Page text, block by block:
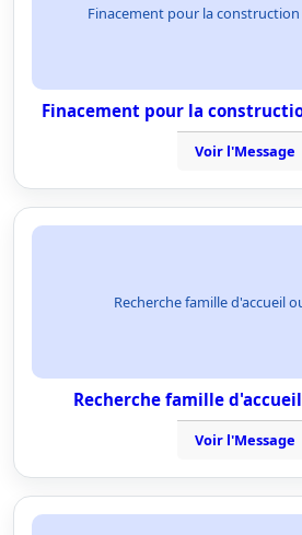
Finacement pour la
Finacement pour la
Voir l'Message
Recherche famille d'accueil
Recherche famille
Voir l'Message